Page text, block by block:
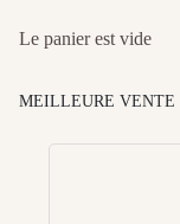
Le panier est vide
MEILLEURE VENTE